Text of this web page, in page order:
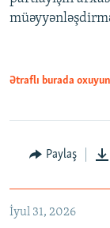
Ətraflı burada oxuyun
Paylaş
İyul 31, 2026